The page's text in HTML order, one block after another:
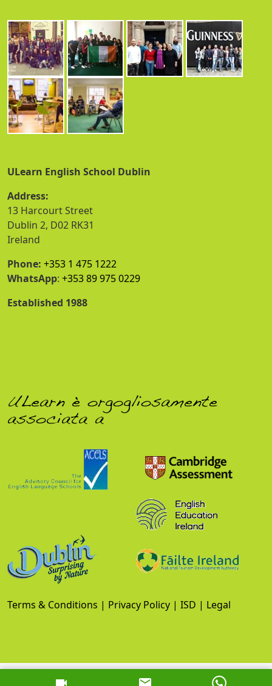
ULearn English School Dublin
Address:
13 Harcourt Street
Dublin 2, D02 RK31
Ireland
Phone: +353 1 475 1222
WhatsApp: +353 89 975 0229
Established 1988
ULearn è orgogliosamente
associata a
Terms & Conditions | Privacy Policy | ISD | Legal